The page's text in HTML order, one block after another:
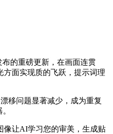
布的重磅更新，在画面连贯
方面实现质的飞跃，提示词理
漂移问题显著减少，成为重复
像让AI学习您的审美，生成贴